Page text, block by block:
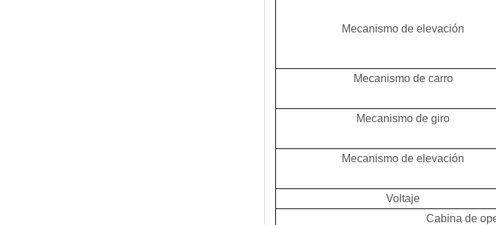
Mecanismo de elevación
Mecanismo de carro
Mecanismo de giro
Mecanismo de elevación
Voltaje
Cabina de